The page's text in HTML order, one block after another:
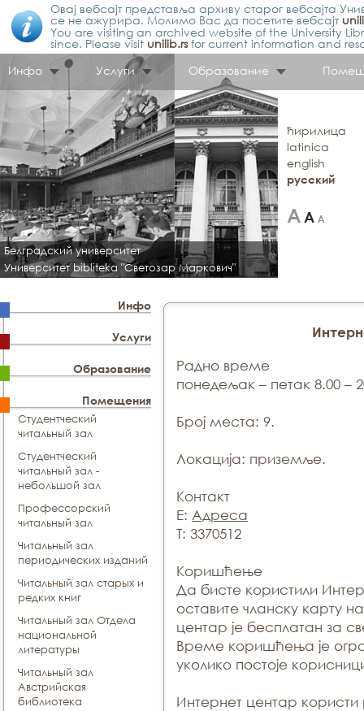
Овај вебсајт представља архиву старог вебсајта
се не ажурира. Молимо Вас да посетите вебсајт
You are visiting an archived website of the University
since. Please visit unilib.rsfor current information and
Инфо
Услуги Образование
Белградский университет
Университет bibliteka "Светозар Маркович"
ћирилица
latinica
english
русский
Инфо
Услуги
Образование
Помещения
Студентческий
читальный зал
Студентческий
читальный зал -
небольшой зал
Профессорский
читальный зал
Читальный зал
периодических изданий
Читальный зал старых и
редких книг
Читальный зал Отдела
национальной
литературы
Читальный зал
Aвстрийская
библиотека
Радно време
понедељак – петак 8.00 –
Број места: 9.
Локација: приземље.
Контакт
E: Адреса
T: 3370512
Коришћење
Да бисте користили
оставите чланску карту
центар је бесплатан за
Време коришћења је
уколико постоје
Интернет центар